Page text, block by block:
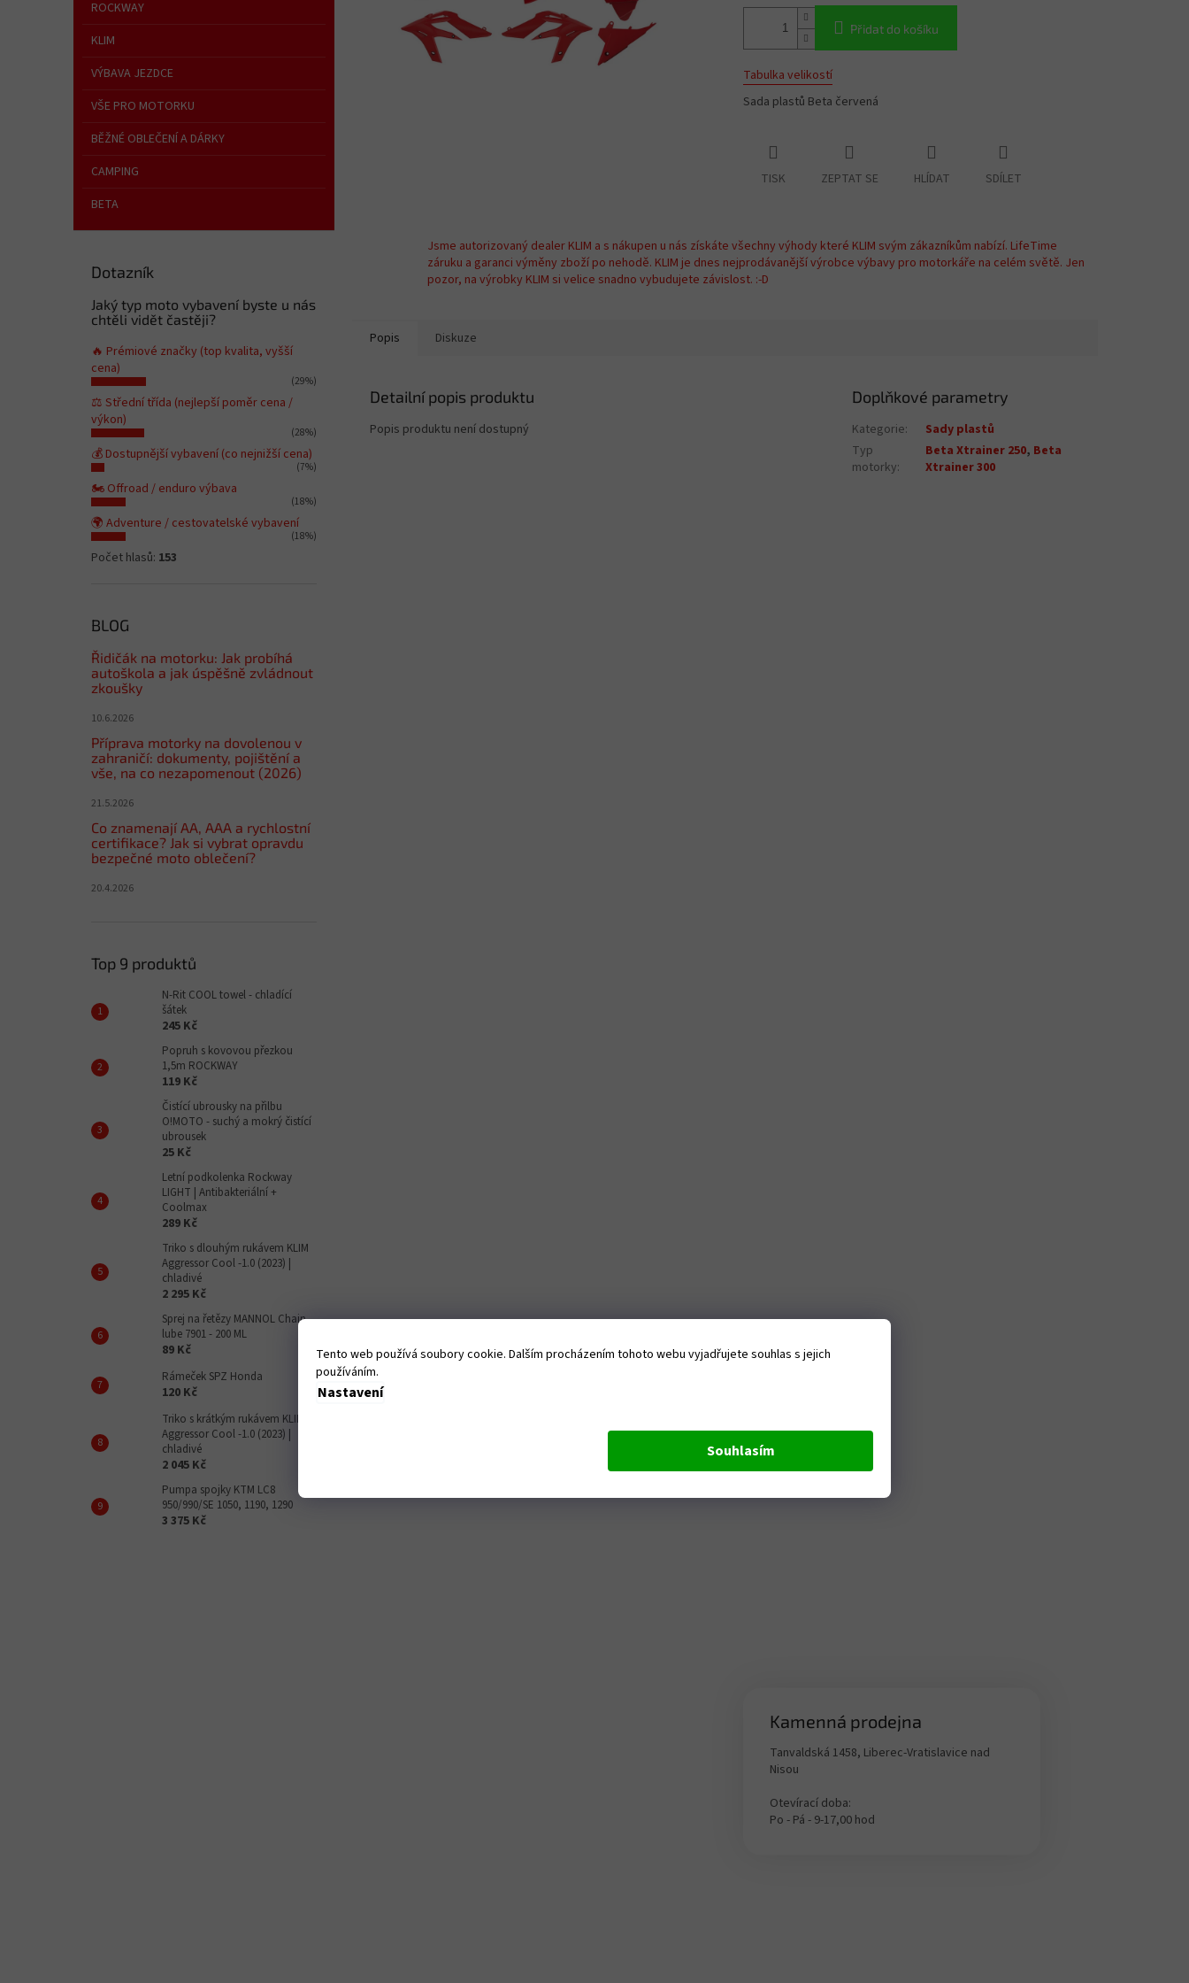
Tento web používá soubory cookie. Dalším procházením tohoto webu vyjadřujete souhlas s jejich
používáním.
Nastavení
Souhlasím
ROCKWAY
KLIM
VÝBAVA JEZDCE
VŠE PRO MOTORKU
BĚŽNÉ OBLEČENÍ A DÁRKY
CAMPING
BETA
Dotazník
Jaký typ moto vybavení byste u nás
chtěli vidět častěji?
🔥 Prémiové značky (top kvalita, vyšší
cena)
(29%)
⚖️ Střední třída (nejlepší poměr cena /
výkon)
(28%)
💰 Dostupnější vybavení (co nejnižší cena)
(7%)
🏍️ Offroad / enduro výbava
(18%)
🌍 Adventure / cestovatelské vybavení
(18%)
Počet hlasů: 153
BLOG
Řidičák na motorku: Jak probíhá
autoškola a jak úspěšně zvládnout
zkoušky
10.6.2026
Příprava motorky na dovolenou v
zahraničí: dokumenty, pojištění a
vše, na co nezapomenout (2026)
21.5.2026
Co znamenají AA, AAA a rychlostní
certifikace? Jak si vybrat opravdu
bezpečné moto oblečení?
20.4.2026
Top 9 produktů
N-Rit COOL towel - chladící
šátek
245 Kč
Popruh s kovovou přezkou
1,5m ROCKWAY
119 Kč
Čistící ubrousky na přilbu
O!MOTO - suchý a mokrý čistící
ubrousek
25 Kč
Letní podkolenka Rockway
LIGHT | Antibakteriální +
Coolmax
289 Kč
Triko s dlouhým rukávem KLIM
Aggressor Cool -1.0 (2023) |
chladivé
2 295 Kč
Sprej na řetězy MANNOL Chain
lube 7901 - 200 ML
89 Kč
Rámeček SPZ Honda
120 Kč
Triko s krátkým rukávem KLIM
Aggressor Cool -1.0 (2023) |
chladivé
2 045 Kč
Pumpa spojky KTM LC8
950/990/SE 1050, 1190, 1290
3 375 Kč
Přidat do košíku
Tabulka velikostí
Sada plastů Beta červená
TISK ZEPTAT SE HLÍDAT SDÍLET
Jsme autorizovaný dealer KLIM a s nákupen u nás získáte všechny výhody které KLIM svým zákazníkům nabízí. LifeTime
záruku a garanci výměny zboží po nehodě. KLIM je dnes nejprodávanější výrobce výbavy pro motorkáře na celém světě. Jen
pozor, na výrobky KLIM si velice snadno vybudujete závislost. :-D
Popis Diskuze
Detailní popis produktu
Popis produktu není dostupný
Doplňkové parametry
Kategorie:
Sady plastů
Typ
motorky:
Beta Xtrainer 250, Beta
Xtrainer 300
Kamenná prodejna
Tanvaldská 1458, Liberec-Vratislavice nad
Nisou
Otevírací doba:
Po - Pá - 9-17,00 hod